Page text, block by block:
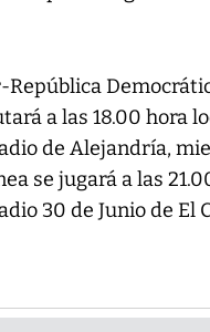
República
a las 18.00 hora
de Alejandría,
se jugará a las
30 de Junio de El